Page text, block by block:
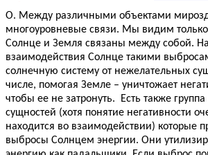
О. Между различными объектами
многоуровневые связи. Мы видим
Солнце и Земля связаны между собой.
взаимодействия Солнце такими
солнечную систему от нежелательных
числе, помогая Земле – уничтожает
чтобы ее не затронуть. Есть также
сущностей (хотя понятие негативности
находится во взаимодействии) которые
выбросы Солнцем энергии. Они